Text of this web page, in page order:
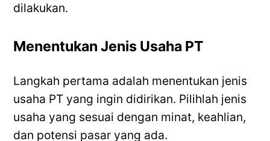
(TDP)
dilakukan.
Menentukan Jenis Usaha PT
Langkah pertama adalah menentukan jenis
usaha PT yang ingin didirikan. Pilihlah jenis
usaha yang sesuai dengan minat, keahlian,
dan potensi pasar yang ada.